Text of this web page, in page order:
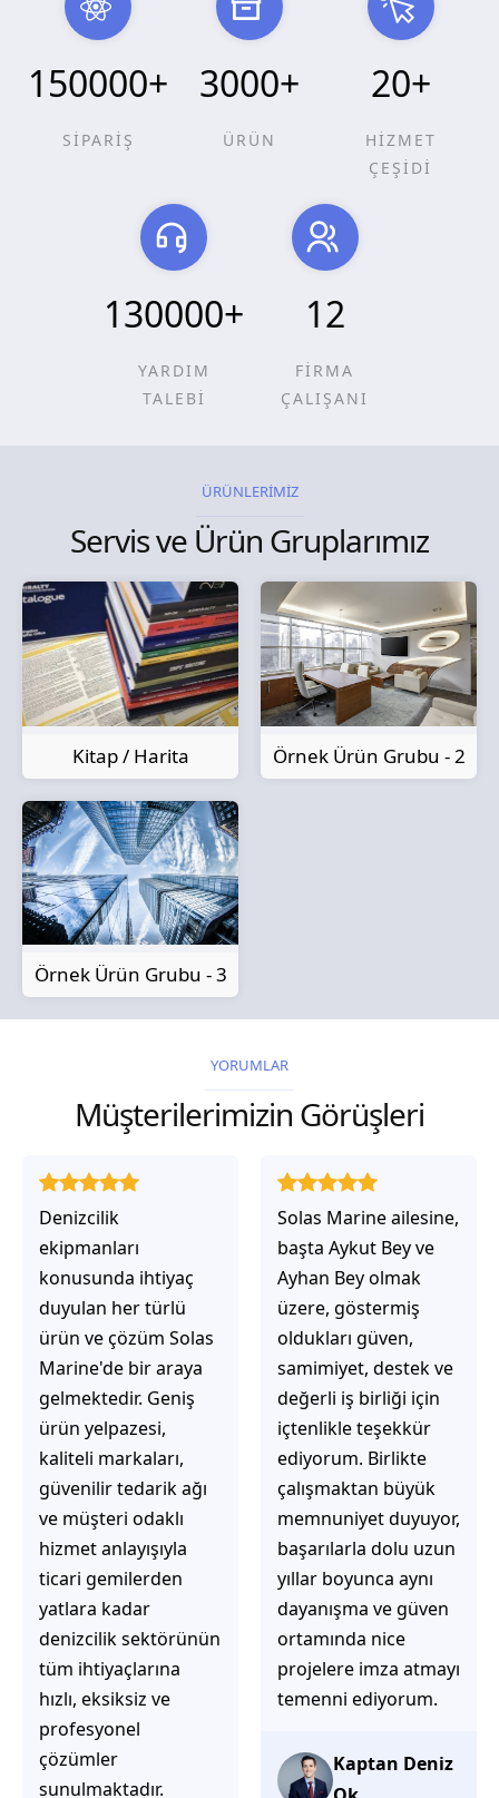
150000+
SİPARİŞ
3000+
ÜRÜN
20+
HİZMET
ÇEŞİDİ
130000+
YARDIM
TALEBİ
12
FİRMA
ÇALIŞANI
ÜRÜNLERİMİZ
Servis ve Ürün Gruplarımız
Kitap / Harita Örnek Ürün Grubu - 2
Örnek Ürün Grubu - 3
YORUMLAR
Müşterilerimizin Görüşleri
Solas Marine ailesine,
başta Aykut Bey ve
Ayhan Bey olmak
üzere, göstermiş
oldukları güven,
samimiyet, destek ve
değerli iş birliği için
içtenlikle teşekkür
ediyorum. Birlikte
çalışmaktan büyük
memnuniyet duyuyor,
başarılarla dolu uzun
yıllar boyunca aynı
dayanışma ve güven
ortamında nice
projelere imza atmayı
temenni ediyorum.
Kaptan Deniz
Solas Marine ile
çalıştığınızda,
işlerinin gerçekten
çözüm üretmeye
odaklı olduğunu
hemen fark
ediyorsunuz.
İhtiyaçlarınıza hızlı ve
doğru çözümler
sunmaya çalışıyorlar.
Müşteri
memnuniyetini ön
planda tutan
yaklaşımları, ilgili
iletişimleri ve
güvenilir hizmet
anlayışları sayesinde
başarılı bir ekip
olduklarını